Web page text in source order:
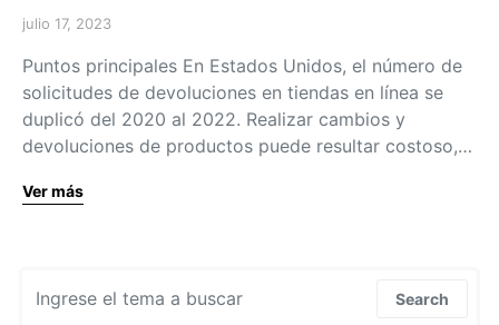
julio 17, 2023
Puntos principales En Estados Unidos, el número de
solicitudes de devoluciones en tiendas en línea se
duplicó del 2020 al 2022. Realizar cambios y
devoluciones de productos puede resultar costoso,…
Ver más
Search